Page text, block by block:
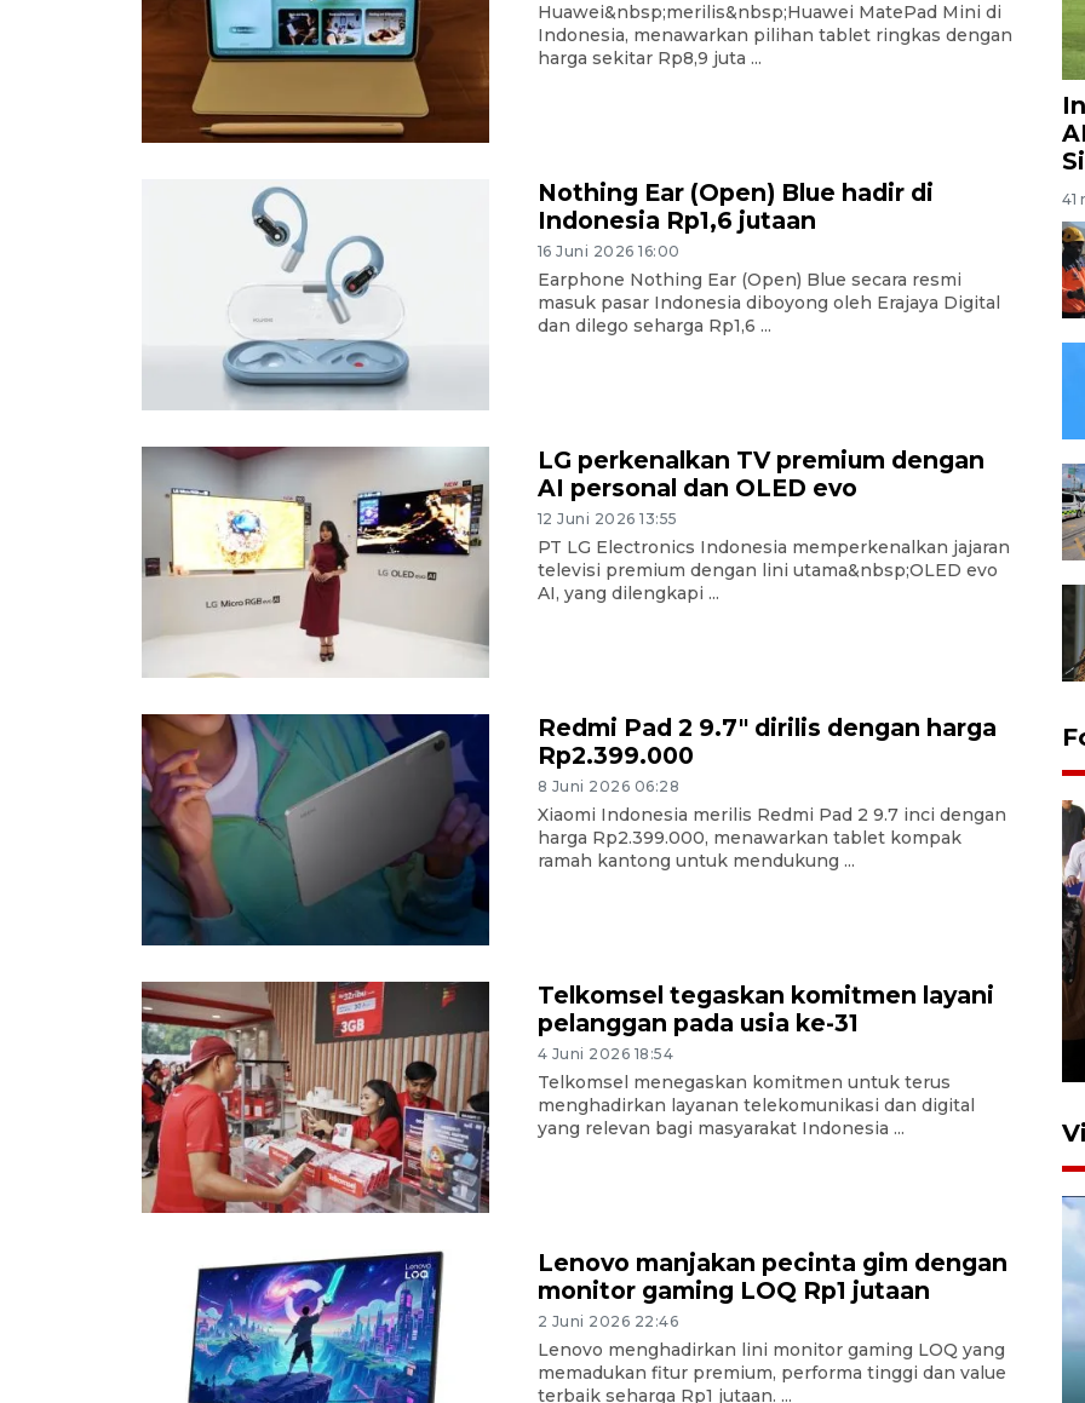
Huawei&nbsp;merilis&nbsp;Huawei MatePad Mini di
Indonesia, menawarkan pilihan tablet ringkas dengan
harga sekitar Rp8,9 juta ...
Nothing Ear (Open) Blue hadir di
Indonesia Rp1,6 jutaan
16 Juni 2026 16:00
Earphone Nothing Ear (Open) Blue secara resmi
masuk pasar Indonesia diboyong oleh Erajaya Digital
dan dilego seharga Rp1,6 ...
LG perkenalkan TV premium dengan
AI personal dan OLED evo
12 Juni 2026 13:55
PT LG Electronics Indonesia memperkenalkan jajaran
televisi premium dengan lini utama&nbsp;OLED evo
AI, yang dilengkapi ...
Redmi Pad 2 9.7" dirilis dengan harga
Rp2.399.000
8 Juni 2026 06:28
Xiaomi Indonesia merilis Redmi Pad 2 9.7 inci dengan
harga Rp2.399.000, menawarkan tablet kompak
ramah kantong untuk mendukung ...
Telkomsel tegaskan komitmen layani
pelanggan pada usia ke-31
4 Juni 2026 18:54
Telkomsel menegaskan komitmen untuk terus
menghadirkan layanan telekomunikasi dan digital
yang relevan bagi masyarakat Indonesia ...
Lenovo manjakan pecinta gim dengan
monitor gaming LOQ Rp1 jutaan
2 Juni 2026 22:46
Lenovo menghadirkan lini monitor gaming LOQ yang
memadukan fitur premium, performa tinggi dan value
terbaik seharga Rp1 jutaan. ...
41
Persebaya juara Piala
Presiden 2026
9 jam lalu
DJKA uji jembatan KA usai
peningkatan jalur Jember–